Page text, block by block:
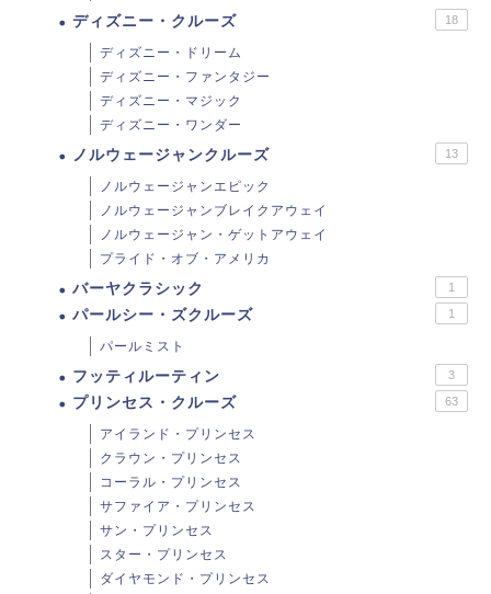
ディズニー・クルーズ 18
ディズニー・ドリーム
ディズニー・ファンタジー
ディズニー・マジック
ディズニー・ワンダー
ノルウェージャンクルーズ 13
ノルウェージャンエピック
ノルウェージャンブレイクアウェイ
ノルウェージャン・ゲットアウェイ
プライド・オブ・アメリカ
バーヤクラシック 1
パールシー・ズクルーズ 1
パールミスト
フッティルーティン 3
プリンセス・クルーズ 63
アイランド・プリンセス
クラウン・プリンセス
コーラル・プリンセス
サファイア・プリンセス
サン・プリンセス
スター・プリンセス
ダイヤモンド・プリンセス